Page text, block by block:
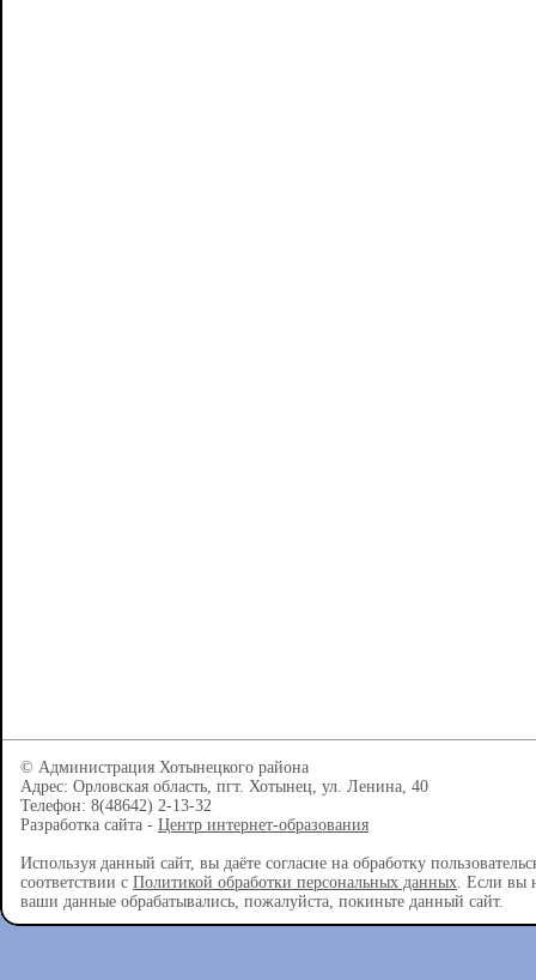
© Администрация Хотынецкого района
Адрес: Орловская область, пгт. Хотынец, ул. Ленина, 40
Телефон: 8(48642) 2-13-32
Разработка сайта - Центр интернет-образования
Используя данный сайт, вы даёте согласие на обработку
соответствии с Политикой обработки персональных данных. Если вы
ваши данные обрабатывались, пожалуйста, покиньте данный сайт.